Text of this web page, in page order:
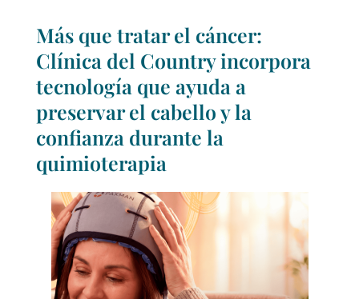
Más que tratar el cáncer:
Clínica del Country incorpora
tecnología que ayuda a
preservar el cabello y la
confianza durante la
quimioterapia